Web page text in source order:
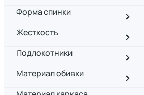
Форма спинки
Жесткость
Подлокотники
Материал обивки